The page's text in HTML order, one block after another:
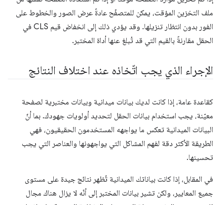
ملف التخزين المؤقت، يمكن للمتصفّح عادةً عرض الصور والخطوط على
الفور بدون انتظار تنزيلها. وقد يؤدي ذلك إلى انخفاض قيم CLS في
الحقل مقارنةً بالقيم التي قد تُبلغ عنها أداة المختبر.
الإجراء الذي يجب اتّخاذه عند اختلاف النتائج
كقاعدة عامة، إذا كانت لديك بيانات ميدانية وبيانات مختبرية لصفحة
معيّنة، يجب استخدام بيانات الحقل لتحديد أولويات جهودك. بما أنّ
البيانات الميدانية تعكس ما يواجهه المستخدمون الحقيقيون، فهي
الطريقة الأكثر دقة لفهم المشاكل التي يواجهونها والعناصر التي يجب
تحسينها.
في المقابل، إذا كانت بياناتك الميدانية تُظهر نتائج جيدة على مستوى
جميع المعايير، ولكن تشير بيانات المختبر إلى أنّه لا يزال هناك مجال